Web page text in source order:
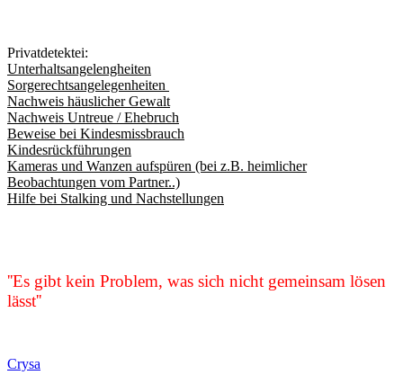
Privatdetektei:
Unterhaltsangelengheiten
Sorgerechtsangelegenheiten
Nachweis häuslicher Gewalt
Nachweis Untreue / Ehebruch
Beweise bei Kindesmissbrauch
Kindesrückführungen
Kameras und Wanzen aufspüren (bei z.B. heimlicher
Beobachtungen vom Partner..)
Hilfe bei Stalking und Nachstellungen
''Es gibt kein Problem, was sich nicht gemeinsam lösen
lässt''
Crysa